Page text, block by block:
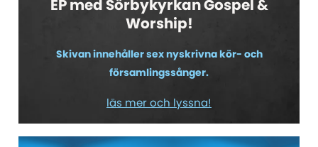
EP med Sörbykyrkan Gospel &
Worship!
Skivan innehåller sex nyskrivna kör- och
församlingssånger.
läs mer och lyssna!